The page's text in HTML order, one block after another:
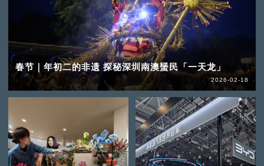
春节｜年初二的非遗 探秘深圳南澳蜑民「一天龙」
2026-02-18